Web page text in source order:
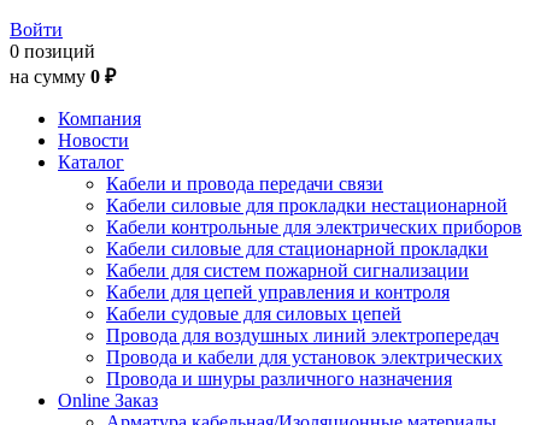
Войти
0 позиций
на сумму 0 ₽
Компания
Новости
Каталог
Кабели и провода передачи связи
Кабели силовые для прокладки нестационарной
Кабели контрольные для электрических приборов
Кабели силовые для стационарной прокладки
Кабели для систем пожарной сигнализации
Кабели для цепей управления и контроля
Кабели судовые для силовых цепей
Провода для воздушных линий электропередач
Провода и кабели для установок электрических
Провода и шнуры различного назначения
Online Заказ